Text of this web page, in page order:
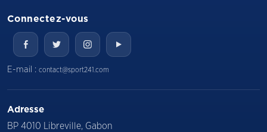
Connectez-vous
E-mail : contact@sport241.com
Adresse
BP 4010 Libreville, Gabon